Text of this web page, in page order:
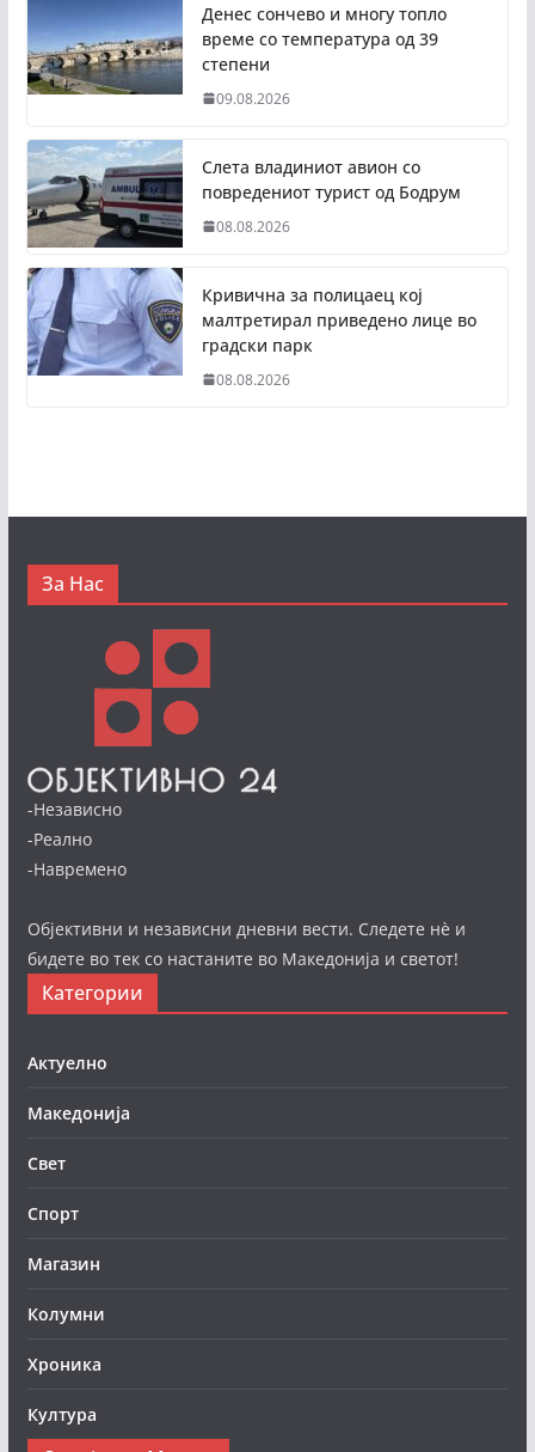
Денес сончево и многу топло
време со температура од 39
степени
09.08.2026
Слета владиниот авион со
повредениот турист од Бодрум
08.08.2026
Кривична за полицаец кој
малтретирал приведено лице во
градски парк
08.08.2026
За Нас
-Независно
-Реално
-Навремено
Објективни и независни дневни вести. Следете нè и
бидете во тек со настаните во Македонија и светот!
Категории
Актуелно
Македонија
Свет
Спорт
Магазин
Колумни
Хроника
Култура